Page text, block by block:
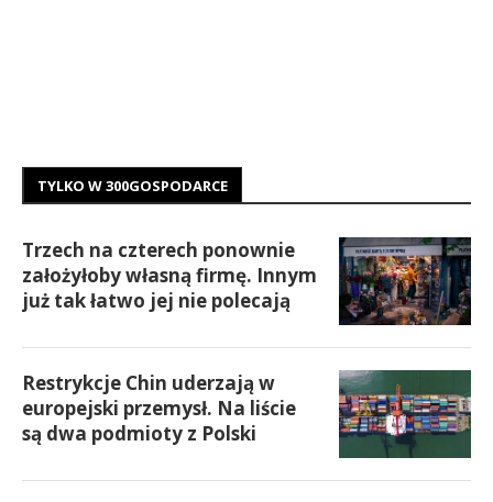
TYLKO W 300GOSPODARCE
Trzech na czterech ponownie
założyłoby własną firmę. Innym
już tak łatwo jej nie polecają
Restrykcje Chin uderzają w
europejski przemysł. Na liście
są dwa podmioty z Polski